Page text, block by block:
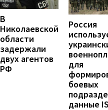
В
Николаевской
области
задержали
двух агентов
РФ
Россия
для
боевых
данные